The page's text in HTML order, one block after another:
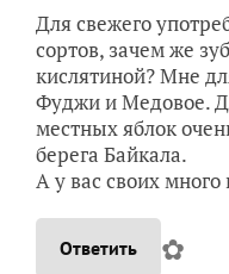
Для свежего
сортов, зачем же
кислятиной? Мне
Фуджи и Медовое.
местных яблок
берега Байкала.
А у вас своих
Ответить ✿